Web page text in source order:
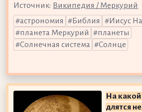
Источник: Википедия / Меркурий
астрономия
Библия
Иисус
планета Меркурий
планеты
Солнечная система
Солнце
На какой
длятся